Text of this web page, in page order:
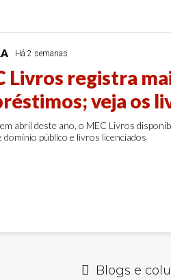
Há 2 semanas
Livros registra
veja os
abril deste ano, o MEC Livros
domínio público e livros licenciados
Blogs e